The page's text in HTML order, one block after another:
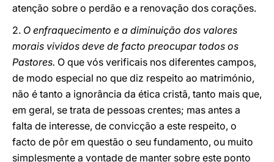
atenção sobre o perdão e a renovação dos corações.
2. O enfraquecimento e a diminuição dos valores
morais vividos deve de facto preocupar todos os
Pastores. O que vós verificais nos diferentes campos,
de modo especial no que diz respeito ao matrimónio,
não é tanto a ignorância da ética cristã, tanto mais que,
em geral, se trata de pessoas crentes; mas antes a
falta de interesse, de convicção a este respeito, o
facto de pôr em questão o seu fundamento, ou muito
simplesmente a vontade de manter sobre este ponto